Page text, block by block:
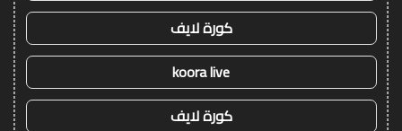
كورة لايف
koora live
كورة لايف